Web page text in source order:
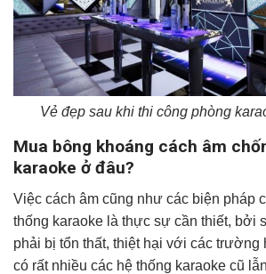
Vẻ đẹp sau khi thi công phòng
Mua bông khoáng cách âm
karaoke ở đâu?
Việc cách âm cũng như các biện pháp
thống karaoke là thực sự cần thiết, bởi
phải bị tổn thất, thiệt hại với các trường
có rất nhiều các hệ thống karaoke cũ